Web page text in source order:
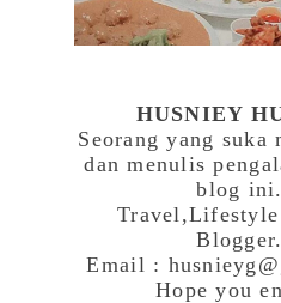
HUSNIEY
Seorang yang suka
dan menulis
blog ini.
Blogger.
Email :
Hope you